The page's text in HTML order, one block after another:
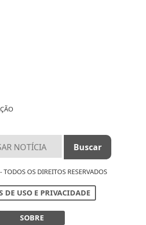
OS DIREITOS RESERVADOS
DE USO E PRIVACIDADE
SOBRE